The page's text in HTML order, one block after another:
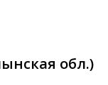
обл.)